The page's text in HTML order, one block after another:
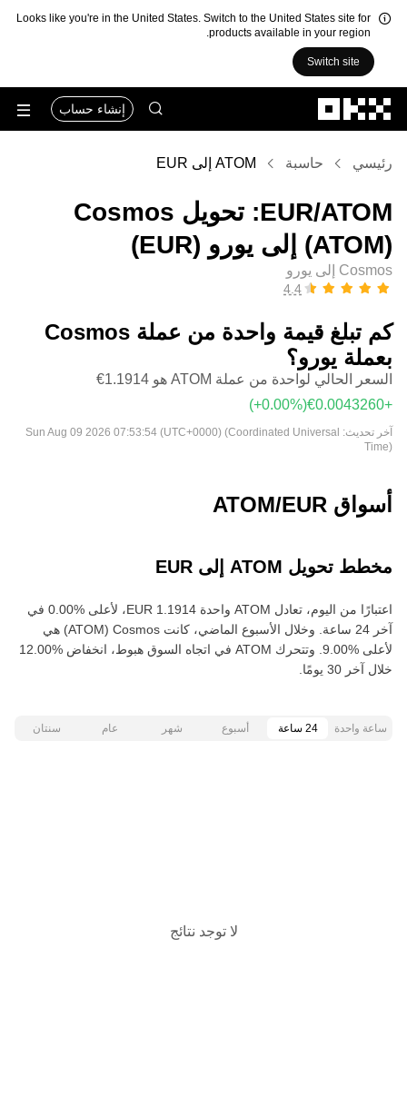
Looks like you're in the United States. Switch to the United States site for
products available in your region.
Switch site
إنشاء حساب
رئيسي حاسبة ATOM إلى EUR
‏ATOM/‏EUR: تحويل ‏Cosmos
(‏ATOM) إلى ‏يورو (‏EUR)
Cosmos إلى يورو
كم تبلغ قيمة واحدة من عملة ‏Cosmos
بعملة ‏يورو؟
السعر الحالي لواحدة من عملة ATOM هو ‏‎‏‎1.1914‏‏€‏
(‏‎+0.00‎%‎‏)
آخر تحديث: Sun Aug 09 2026 07:53:54 (UTC+0000) (Coordinated Universal
Time)
أسواق ATOM/EUR
مخطط تحويل ATOM إلى EUR
اعتبارًا من اليوم، تعادل ATOM واحدة ‏‎‏‎1.1914‏‏ EUR‏، لأعلى‏ ‏‎0.00‎%‎‏ في
آخر 24 ساعة. وخلال الأسبوع الماضي، كانت Cosmos‏ (ATOM) هي
خلال آخر 30 يومًا.
ساعة واحدة 24 ساعة أسبوع شهر عام سنتان
لا توجد نتائج